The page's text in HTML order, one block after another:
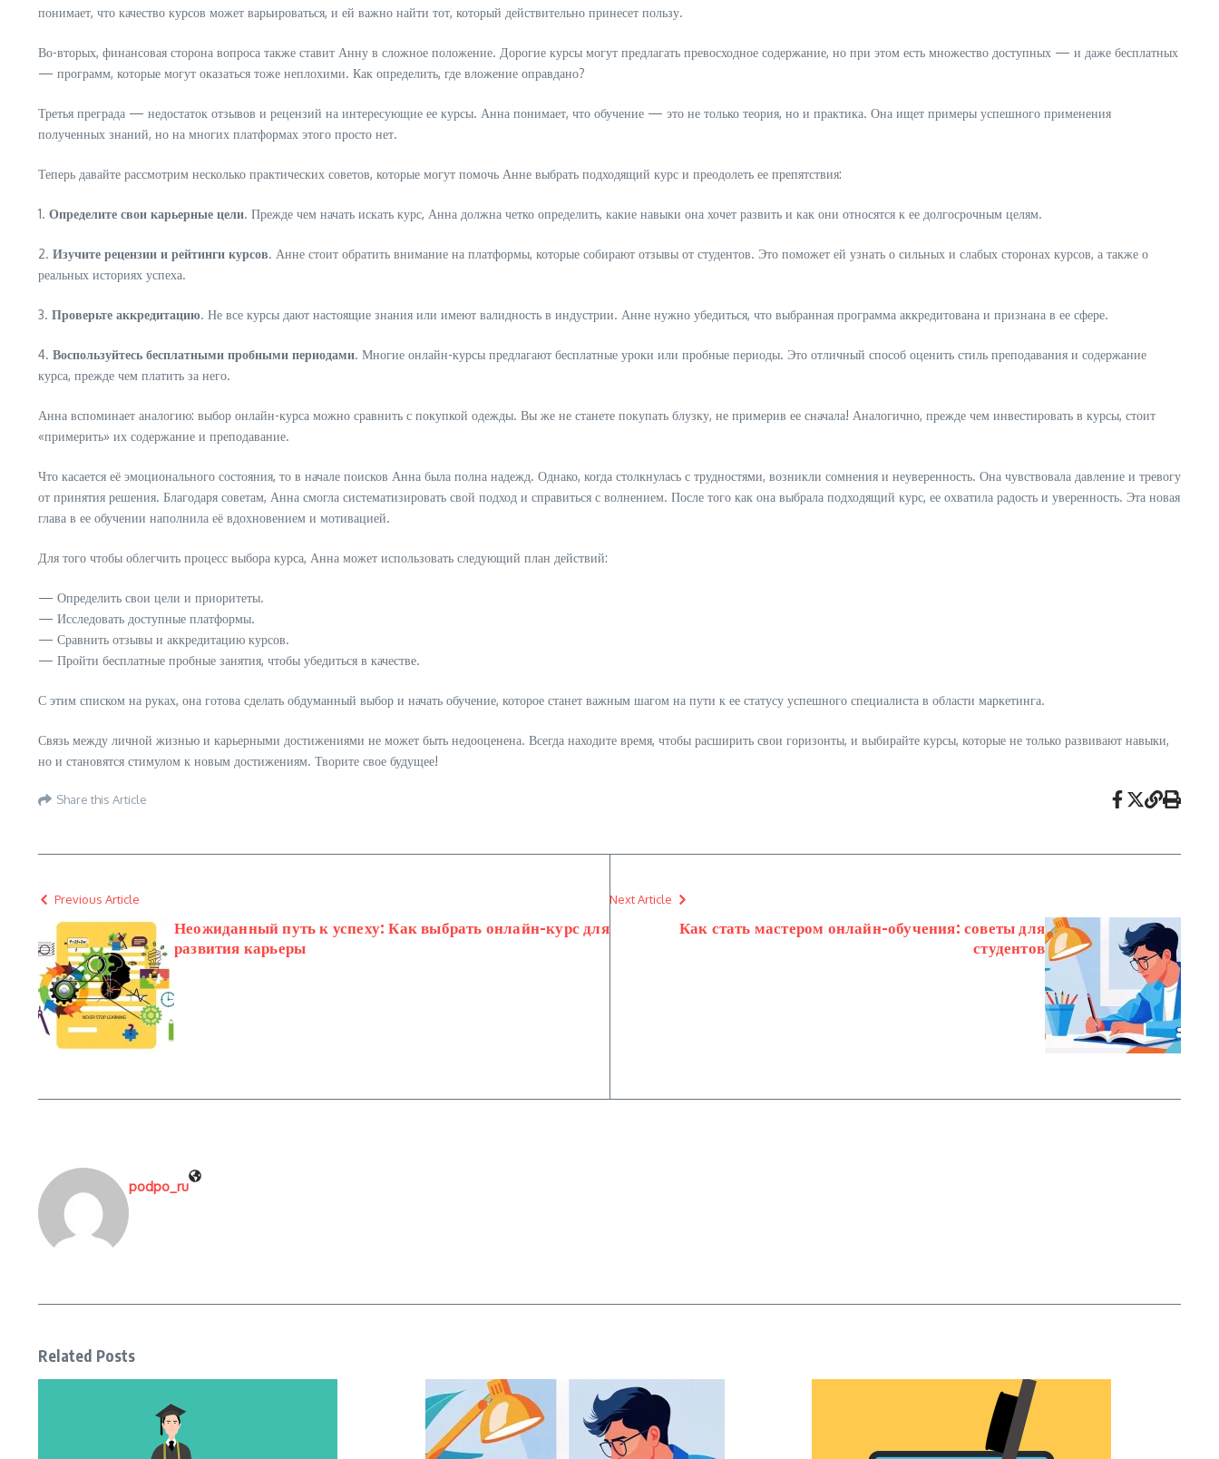
понимает, что качество курсов может варьироваться, и ей важно найти тот, который действительно принесет пользу.
Во-вторых, финансовая сторона вопроса также ставит Анну в сложное положение. Дорогие курсы могут предлагать превосходное содержание, но при этом есть множество доступных — и даже бесплатных
— программ, которые могут оказаться тоже неплохими. Как определить, где вложение оправдано?
Третья преграда — недостаток отзывов и рецензий на интересующие ее курсы. Анна понимает, что обучение — это не только теория, но и практика. Она ищет примеры успешного применения
полученных знаний, но на многих платформах этого просто нет.
Теперь давайте рассмотрим несколько практических советов, которые могут помочь Анне выбрать подходящий курс и преодолеть ее препятствия:
1. Определите свои карьерные цели. Прежде чем начать искать курс, Анна должна четко определить, какие навыки она хочет развить и как они относятся к ее долгосрочным целям.
2. Изучите рецензии и рейтинги курсов. Анне стоит обратить внимание на платформы, которые собирают отзывы от студентов. Это поможет ей узнать о сильных и слабых сторонах курсов, а также о
реальных историях успеха.
3. Проверьте аккредитацию. Не все курсы дают настоящие знания или имеют валидность в индустрии. Анне нужно убедиться, что выбранная программа аккредитована и признана в ее сфере.
4. Воспользуйтесь бесплатными пробными периодами. Многие онлайн-курсы предлагают бесплатные уроки или пробные периоды. Это отличный способ оценить стиль преподавания и содержание
курса, прежде чем платить за него.
Анна вспоминает аналогию: выбор онлайн-курса можно сравнить с покупкой одежды. Вы же не станете покупать блузку, не примерив ее сначала! Аналогично, прежде чем инвестировать в курсы, стоит
«примерить» их содержание и преподавание.
Что касается её эмоционального состояния, то в начале поисков Анна была полна надежд. Однако, когда столкнулась с трудностями, возникли сомнения и неуверенность. Она чувствовала давление и тревогу
от принятия решения. Благодаря советам, Анна смогла систематизировать свой подход и справиться с волнением. После того как она выбрала подходящий курс, ее охватила радость и уверенность. Эта новая
глава в ее обучении наполнила её вдохновением и мотивацией.
Для того чтобы облегчить процесс выбора курса, Анна может использовать следующий план действий:
— Определить свои цели и приоритеты.
— Исследовать доступные платформы.
— Сравнить отзывы и аккредитацию курсов.
— Пройти бесплатные пробные занятия, чтобы убедиться в качестве.
С этим списком на руках, она готова сделать обдуманный выбор и начать обучение, которое станет важным шагом на пути к ее статусу успешного специалиста в области маркетинга.
Связь между личной жизнью и карьерными достижениями не может быть недооценена. Всегда находите время, чтобы расширить свои горизонты, и выбирайте курсы, которые не только развивают навыки,
но и становятся стимулом к новым достижениям. Творите свое будущее!
Share this Article
Previous Article
Неожиданный путь к успеху: Как выбрать онлайн-курс для
развития карьеры
Next Article
Как стать мастером онлайн-обучения: советы для
студентов
podpo_ru
Related Posts